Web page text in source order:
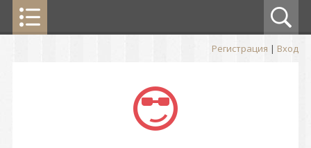
Регистрация | Вход